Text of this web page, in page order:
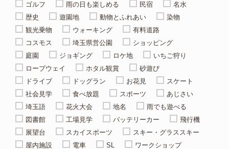
ゴルフ
雨の日も楽しめる 民宿
名水
歴史
遊園地 動物とふれあい
染物
観光乗物
ウォーキング
有料道路
コスモス
埼玉県営公園
ショッピング
庭園
ジョギング ロケ地
いちご狩り
ロープウェイ
ホタル観賞
砂遊び
ドライブ
ドッグラン お花見
スケート
社会見学
食べ放題 スポーツ
あじさい
埼玉語
花火大会 地名
雨でも遊べる
図書館
工場見学 バッテリーカー
飛行機
展望台
スカイスポーツ
スキー・グラススキー
屋内施設
電車 SL
ワークショップ